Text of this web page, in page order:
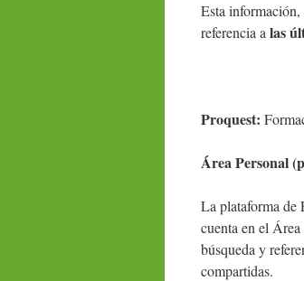
Esta
referencia a las
Proquest:
Área Personal
La plataforma de
cuenta en el
búsqueda y
compartidas.